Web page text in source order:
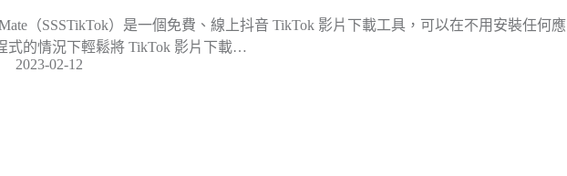
（SSSTikTok）是一個免費、線上抖音 TikTok 影片下載工具，可以在不用安裝任何應
式的情況下輕鬆將 TikTok 影片下載…
2023-02-12